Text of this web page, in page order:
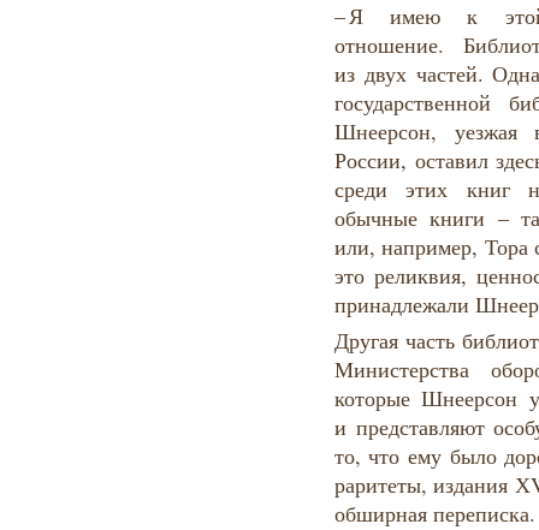
– Я имею к этой
отношение.
из двух частей.
государственной
Шнеерсон, уезжая
России, оставил
среди этих книг
обычные книги –
или, например, Тора
это реликвия,
принадлежали
Другая часть
Министерства
которые Шнеерсон
и представляют
то, что ему было
раритеты, издания
обширная переписка.